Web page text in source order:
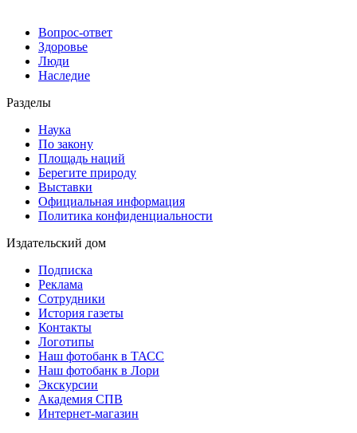
Вопрос-ответ
Здоровье
Люди
Наследие
Разделы
Наука
По закону
Площадь наций
Берегите природу
Выставки
Официальная информация
Политика конфиденциальности
Издательский дом
Подписка
Реклама
Сотрудники
История газеты
Контакты
Логотипы
Наш фотобанк в ТАСС
Наш фотобанк в Лори
Экскурсии
Академия СПВ
Интернет-магазин